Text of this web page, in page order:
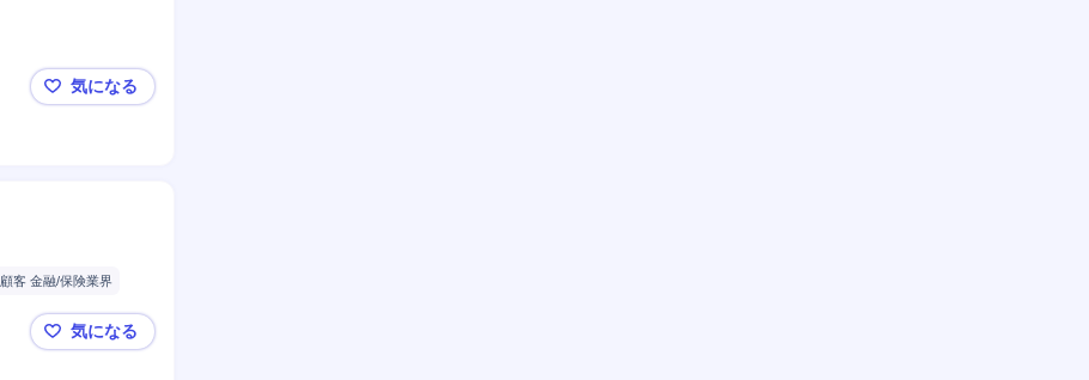
🔆【東証スタンダード上場】“デリバリーの日常化”へ貢献！組織を拡大するビジネス法務
気になる
顧客 金融/保険業界
金融規制アドバイザリー ～金融機関向けの監督経験を活かす～
気になる